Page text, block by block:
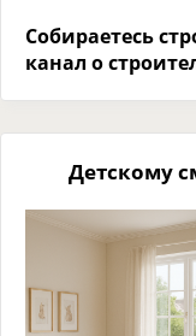
Собираетесь
канал о
Детскому